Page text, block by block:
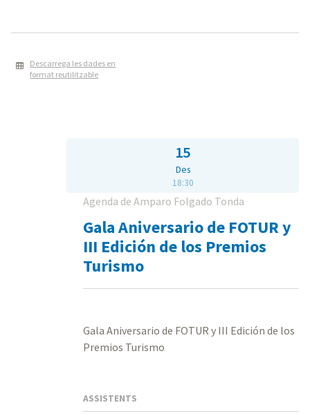
Descarrega les dades en
format reutilitzable
15
Des
18:30
Agenda de Amparo Folgado Tonda
Gala Aniversario de FOTUR y
III Edición de los Premios
Turismo
Gala Aniversario de FOTUR y III Edición de los
Premios Turismo
ASSISTENTS